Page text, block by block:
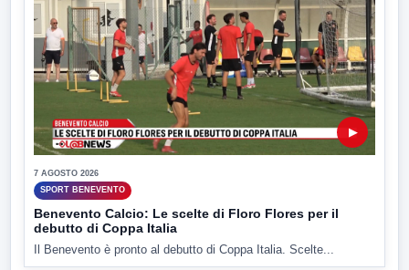
▶
7 AGOSTO 2026
SPORT BENEVENTO
Benevento Calcio: Le scelte di Floro Flores per il
debutto di Coppa Italia
Il Benevento è pronto al debutto di Coppa Italia. Scelte...